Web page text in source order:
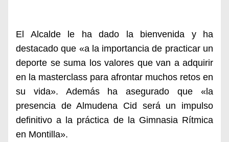
El Alcalde le ha dado la bienvenida y ha
destacado que «a la importancia de practicar un
deporte se suma los valores que van a adquirir
en la masterclass para afrontar muchos retos en
su vida». Además ha asegurado que «la
presencia de Almudena Cid será un impulso
definitivo a la práctica de la Gimnasia Rítmica
en Montilla».